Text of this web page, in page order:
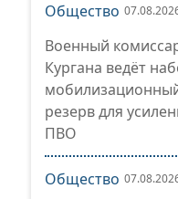
Общество
Военный
Кургана ведёт
резерв для
ПВО
Общество